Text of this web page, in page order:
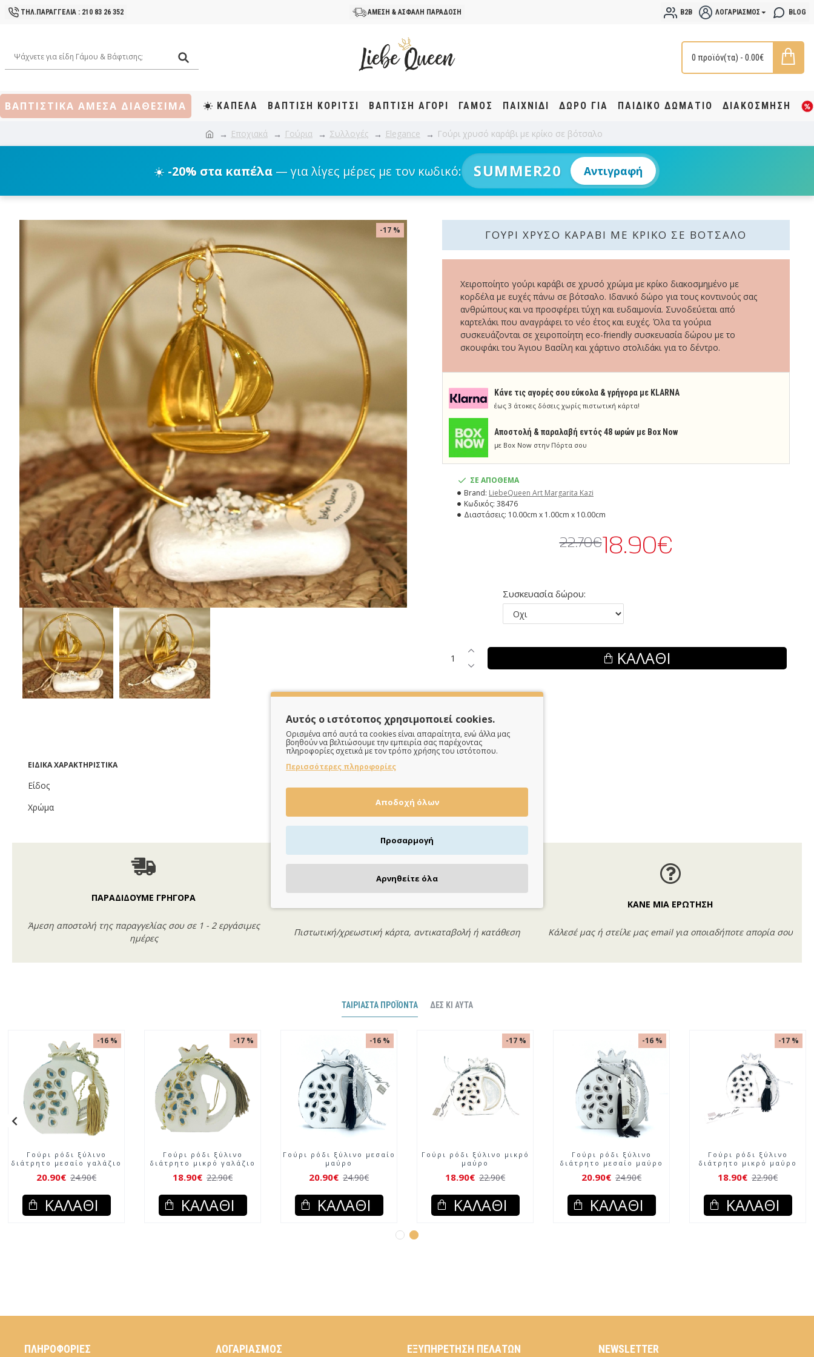
ΤΗΛ.ΠΑΡΑΓΓΕΛΙΑ : 210 83 26 352 ΑΜΕΣΗ & ΑΣΦΑΛΗ ΠΑΡΑΔΟΣΗ B2B ΛΟΓΑΡΙΑΣΜΌΣ BLOG
0 προϊόν(τα) - 0.00€
ΒΑΠΤΙΣΤΙΚΑ ΑΜΕΣΑ ΔΙΑΘΕΣΙΜΑ ΚΑΠΕΛΑ ΒΆΠΤΙΣΗ KOΡΊΤΣΙ ΒΆΠΤΙΣΗ ΑΓΌΡΙ ΓΑΜΟΣ ΠΑΙΧΝΙΔΙ ΔΩΡΟ ΓΙΑ ΠΑΙΔΙΚΟ ΔΩΜΑΤΙΟ ΔΙΑΚΟΣΜΗΣΗ
Εποχιακά Γούρια Συλλογές Elegance Γούρι χρυσό καράβι με κρίκο σε βότσαλο
☀️ -20% στα καπέλα — για λίγες μέρες με τον κωδικό: SUMMER20 Αντιγραφή
-17 % ΓΟΎΡΙ ΧΡΥΣΌ ΚΑΡΆΒΙ ΜΕ ΚΡΊΚΟ ΣΕ ΒΌΤΣΑΛΟ
Κάνε τις αγορές σου εύκολα & γρήγορα με KLARNA
έως 3 άτοκες δόσεις χωρίς πιστωτική κάρτα!
Aποστολή & παραλαβή εντός 48 ωρών με Box Now
με Box Now στην Πόρτα σου
Χειροποίητο γούρι καράβι σε χρυσό χρώμα με κρίκο διακοσμημένο με
κορδέλα με ευχές πάνω σε βότσαλο. Ιδανικό δώρο για τους κοντινούς σας
ανθρώπους και να προσφέρει τύχη και ευδαιμονία. Συνοδεύεται από
καρτελάκι που αναγράφει το νέο έτος και ευχές. Όλα τα γούρια
συσκευάζονται σε χειροποίητη eco-friendly συσκευασία δώρου με το
σκουφάκι του Άγιου Βασίλη και χάρτινο στολιδάκι για το δέντρο.
ΣΕ ΑΠΟΘΕΜΑ
Brand: LiebeQueen Art Margarita Kazi
Κωδικός: 38476
Διαστάσεις: 10.00cm x 1.00cm x 10.00cm
18.90€
22.70€
Συσκευασία δώρου:
ΚΑΛΆΘΙ
SPECIFICATIONS
ΕΙΔΙΚΆ ΧΑΡΑΚΤΗΡΙΣΤΙΚΆ
Είδος
Επιτραπέζιο
Χρώμα
ΠΑΡΑΔΙΔΟΥΜΕ ΓΡΗΓΟΡΑ
Άμεση αποστολή της παραγγελίας σου σε 1 - 2 εργάσιμες
ημέρες
Πιστωτική/χρεωστική κάρτα, αντικαταβολή ή κατάθεση
ΚΑΝΕ ΜΙΑ ΕΡΩΤΗΣΗ
Κάλεσέ μας ή στείλε μας email για οποιαδήποτε απορία σου
ΤΑΙΡΙΑΣΤΆ ΠΡΟΪΌΝΤΑ ΔΕΣ ΚΙ ΑΥΤΆ
-16 %
Γούρι ρόδι ξύλινο
διάτρητο μεσαίο γαλάζιο
20.90€ 24.90€
ΚΑΛΆΘΙ
-17 %
Γούρι ρόδι ξύλινο
διάτρητο μικρό γαλάζιο
18.90€ 22.90€
ΚΑΛΆΘΙ
-16 %
Γούρι ρόδι ξύλινο μεσαίο
μαύρο
20.90€ 24.90€
ΚΑΛΆΘΙ
-17 %
Γούρι ρόδι ξύλινο μικρό
μαύρο
18.90€ 22.90€
ΚΑΛΆΘΙ
-16 %
Γούρι ρόδι ξύλινο
διάτρητο μεσαίο μαύρο
20.90€ 24.90€
ΚΑΛΆΘΙ
-17 %
Γούρι ρόδι ξύλινο
διάτρητο μικρό μαύρο
18.90€ 22.90€
ΚΑΛΆΘΙ
ΠΛΗΡΟΦΟΡΊΕΣ ΛΟΓΑΡΙΑΣΜΌΣ ΕΞΥΠΗΡΈΤΗΣΗ ΠΕΛΑΤΏΝ NEWSLETTER
Αυτός ο ιστότοπος χρησιμοποιεί cookies.
Ορισμένα από αυτά τα cookies είναι απαραίτητα, ενώ άλλα μας
βοηθούν να βελτιώσουμε την εμπειρία σας παρέχοντας
πληροφορίες σχετικά με τον τρόπο χρήσης του ιστότοπου.
Περισσότερες πληροφορίες
Αποδοχή όλων
Προσαρμογή
Αρνηθείτε όλα